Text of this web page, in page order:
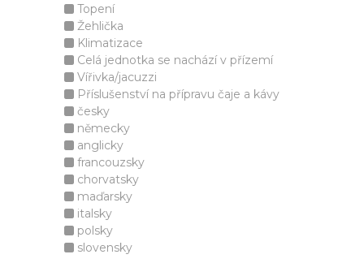
Topení
Žehlička
Klimatizace
Celá jednotka se nachází v přízemí
Vířivka/jacuzzi
Příslušenství na přípravu čaje a kávy
česky
německy
anglicky
francouzsky
chorvatsky
maďarsky
italsky
polsky
slovensky